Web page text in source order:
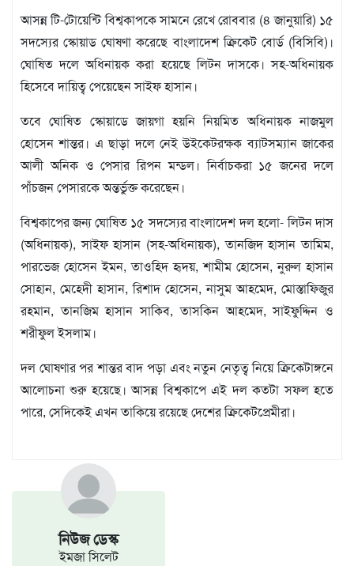
শিল্প
সাহিত্য
আদালত
অর্থনীতি
স্বাস্থ্য
পর্যটন
লাইফস্টাইল
ফটো
শিক্ষা
ও
সংস্কৃতি
ধর্ম
গনমাধ্যম
সংবাদ
চাকুরী
আবহাওয়া
নিউজ ডেস্ক
ইমজা সিলেট
আসন্ন টি-টোয়েন্টি বিশ্বকাপকে সামনে রেখে রোববার (৪ জানুয়ারি) ১৫
সদস্যের স্কোয়াড ঘোষণা করেছে বাংলাদেশ ক্রিকেট বোর্ড (বিসিবি)।
ঘোষিত দলে অধিনায়ক করা হয়েছে লিটন দাসকে। সহ-অধিনায়ক
হিসেবে দায়িত্ব পেয়েছেন সাইফ হাসান।
তবে ঘোষিত স্কোয়াডে জায়গা হয়নি নিয়মিত অধিনায়ক নাজমুল
হোসেন শান্তর। এ ছাড়া দলে নেই উইকেটরক্ষক ব্যাটসম্যান জাকের
আলী অনিক ও পেসার রিপন মন্ডল। নির্বাচকরা ১৫ জনের দলে
পাঁচজন পেসারকে অন্তর্ভুক্ত করেছেন।
বিশ্বকাপের জন্য ঘোষিত ১৫ সদস্যের বাংলাদেশ দল হলো- লিটন দাস
(অধিনায়ক), সাইফ হাসান (সহ-অধিনায়ক), তানজিদ হাসান তামিম,
পারভেজ হোসেন ইমন, তাওহিদ হৃদয়, শামীম হোসেন, নুরুল হাসান
সোহান, মেহেদী হাসান, রিশাদ হোসেন, নাসুম আহমেদ, মোস্তাফিজুর
রহমান, তানজিম হাসান সাকিব, তাসকিন আহমেদ, সাইফুদ্দিন ও
শরীফুল ইসলাম।
দল ঘোষণার পর শান্তর বাদ পড়া এবং নতুন নেতৃত্ব নিয়ে ক্রিকেটাঙ্গনে
আলোচনা শুরু হয়েছে। আসন্ন বিশ্বকাপে এই দল কতটা সফল হতে
পারে, সেদিকেই এখন তাকিয়ে রয়েছে দেশের ক্রিকেটপ্রেমীরা।